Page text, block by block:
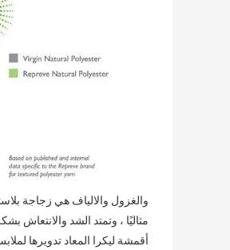
مثاليًا ، وتمتد الشد والانتعاش
أقمشة ليكرا المعاد تدويرها